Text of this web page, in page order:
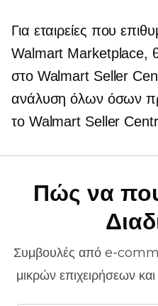
Για εταιρείες που
Walmart Marketplace,
στο Walmart Seller
ανάλυση όλων όσων
το Walmart Seller
Πώς να
Συμβουλές από e-
μικρών επιχειρήσεων και